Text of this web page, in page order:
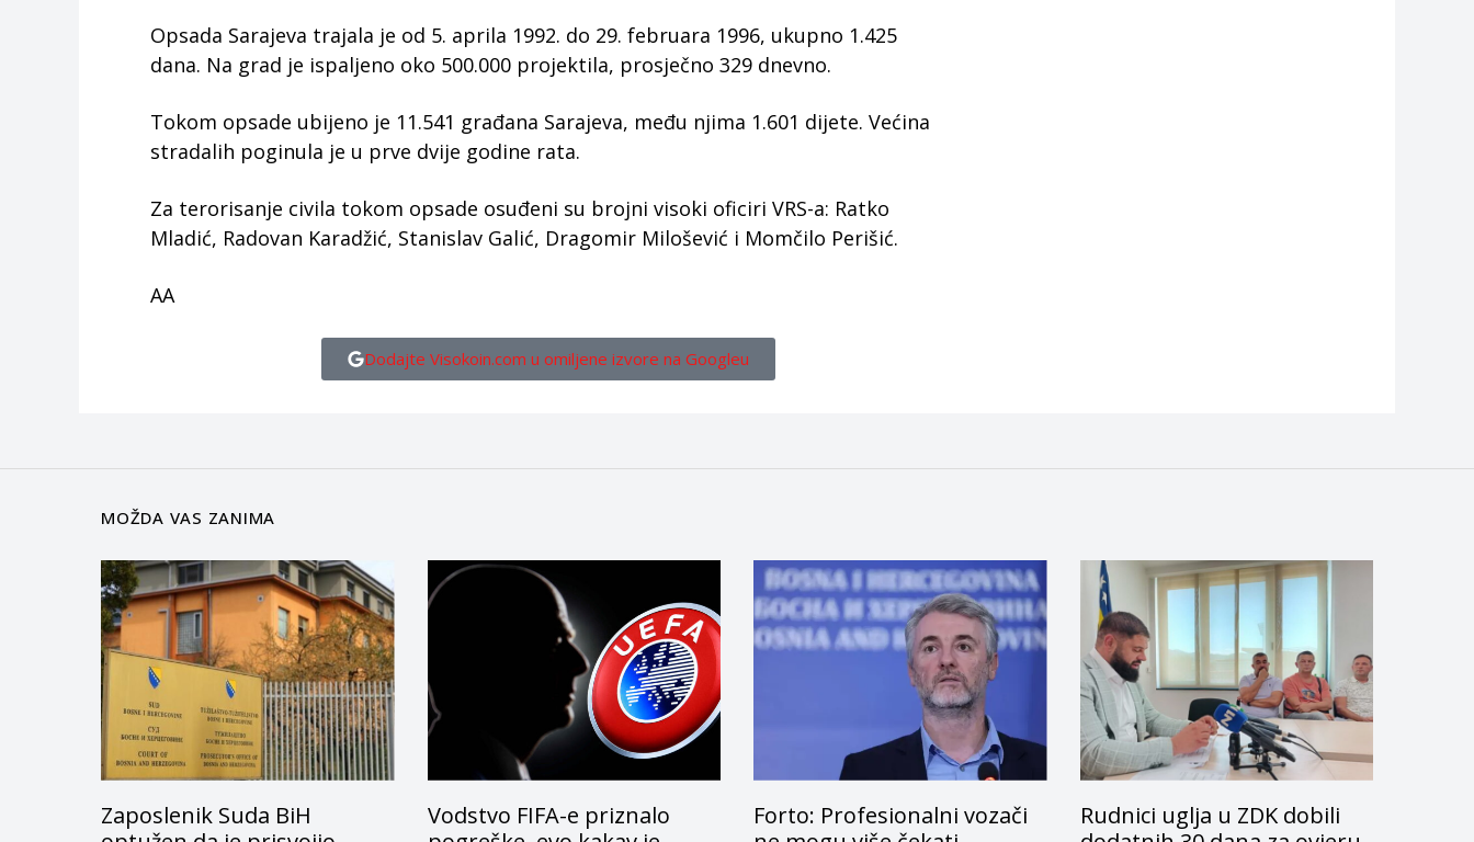
Opsada Sarajeva trajala je od 5. aprila 1992. do 29. februara 1996, ukupno 1.425
dana. Na grad je ispaljeno oko 500.000 projektila, prosječno 329 dnevno.
Tokom opsade ubijeno je 11.541 građana Sarajeva, među njima 1.601 dijete. Većina
stradalih poginula je u prve dvije godine rata.
Za terorisanje civila tokom opsade osuđeni su brojni visoki oficiri VRS-a: Ratko
Mladić, Radovan Karadžić, Stanislav Galić, Dragomir Milošević i Momčilo Perišić.
AA
Dodajte Visokoin.com u omiljene izvore na Googleu
MOŽDA VAS ZANIMA
Zaposlenik Suda BiH
Vodstvo FIFA-e priznalo
Forto: Profesionalni vozači
Rudnici uglja u ZDK dobili